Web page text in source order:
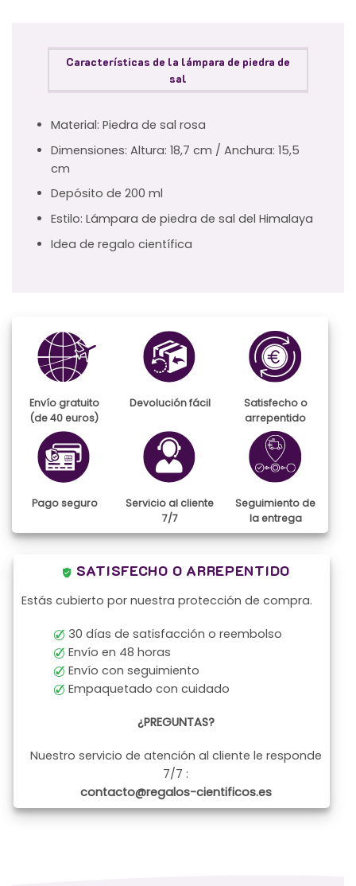
Características de la lámpara de piedra de
sal
Material: Piedra de sal rosa
Dimensiones: Altura: 18,7 cm / Anchura: 15,5
cm
Depósito de 200 ml
Estilo: Lámpara de piedra de sal del Himalaya
Idea de regalo científica
Envío gratuito
(de 40 euros)
Devolución fácil
Satisfecho o
arrepentido
Pago seguro
Servicio al cliente
7/7
Seguimiento de
la entrega
SATISFECHO O ARREPENTIDO
Estás cubierto por nuestra protección de compra.
30 días de satisfacción o reembolso
Envío en 48 horas
Envío con seguimiento
Empaquetado con cuidado
¿PREGUNTAS?
Nuestro servicio de atención al cliente le responde
7/7 :
contacto@regalos-cientificos.es